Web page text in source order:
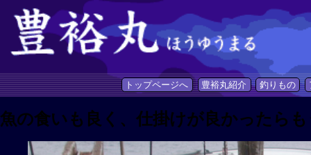
トップページへ 豊裕丸紹介 釣りもの
魚の食いも良く、仕掛けが良かったら